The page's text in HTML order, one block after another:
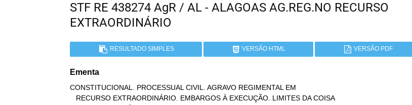
STF RE 438274 AgR / AL - ALAGOAS AG.REG.NO RECURSO
EXTRAORDINÁRIO
RESULTADO SIMPLES VERSÃO HTML VERSÃO PDF
Ementa
CONSTITUCIONAL. PROCESSUAL CIVIL. AGRAVO REGIMENTAL EM